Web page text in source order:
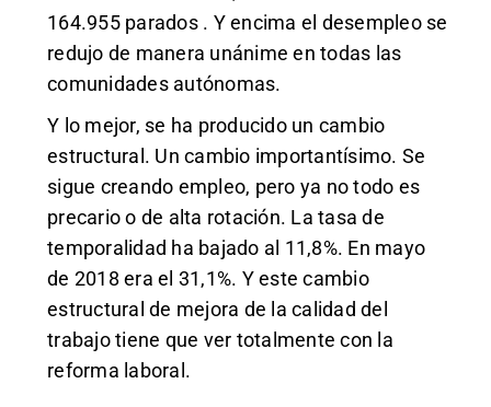
164.955 parados . Y encima el desempleo se
redujo de manera unánime en todas las
comunidades autónomas.
Y lo mejor, se ha producido un cambio
estructural. Un cambio importantísimo. Se
sigue creando empleo, pero ya no todo es
precario o de alta rotación. La tasa de
temporalidad ha bajado al 11,8%. En mayo
de 2018 era el 31,1%. Y este cambio
estructural de mejora de la calidad del
trabajo tiene que ver totalmente con la
reforma laboral.